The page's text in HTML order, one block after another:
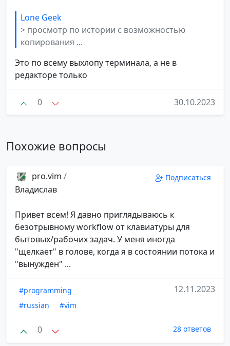
Lone Geek
> просмотр по истории с возможностью
копирования ...
Это по всему выхлопу терминала, а не в
редакторе только
0 30.10.2023
Похожие вопросы
pro.vim /
Владислав
Подписаться
Привет всем! Я давно приглядываюсь к
безотрывному workflow от клавиатуры для
бытовых/рабочих задач. У меня иногда
"щелкает" в голове, когда я в состоянии потока и
"вынужден" ...
#programming
#russian
#vim
12.11.2023
0 28 ответов